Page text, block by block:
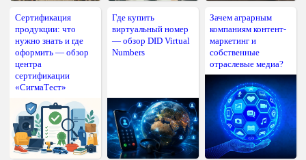
Сертификация
продукции: что
нужно знать и где
оформить — обзор
центра
сертификации
«СигмаТест»
Где купить
виртуальный номер
— обзор DID Virtual
Numbers
Зачем аграрным
компаниям контент-
маркетинг и
собственные
отраслевые медиа?